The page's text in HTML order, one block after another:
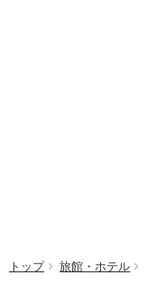
トップ 旅館・ホテル